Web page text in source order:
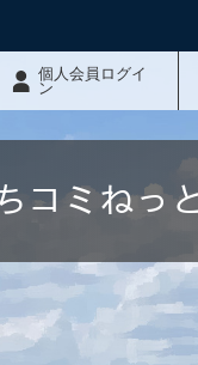
個人会員ログイ
ン
コミねっ